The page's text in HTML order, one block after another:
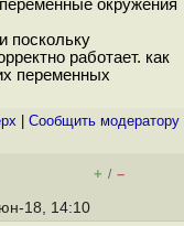
окружения
поскольку
работает. как
переменных
Cообщить модератору
+ / –
18, 14:10